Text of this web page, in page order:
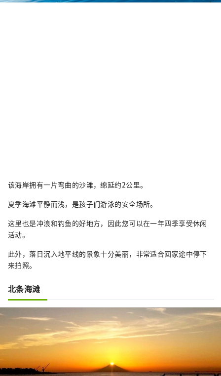
该海岸拥有一片弯曲的沙滩，绵延约2公里。
夏季海滩平静而浅，是孩子们游泳的安全场所。
这里也是冲浪和钓鱼的好地方，因此您可以在一年四季享受休闲
活动。
此外，落日沉入地平线的景象十分美丽，非常适合回家途中停下
来拍照。
北条海滩